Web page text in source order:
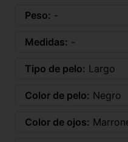
Peso: -
Medidas: -
Tipo de pelo: Largo
Color de pelo: Negro
Color de ojos: